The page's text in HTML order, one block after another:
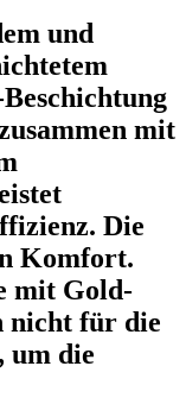
und
mit
Die
Komfort.
mit Gold-
nicht für die
um die